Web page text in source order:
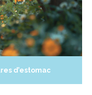
d’estomac